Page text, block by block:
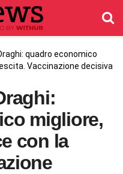
quadro economico
Vaccinazione decisiva
migliore,
con la